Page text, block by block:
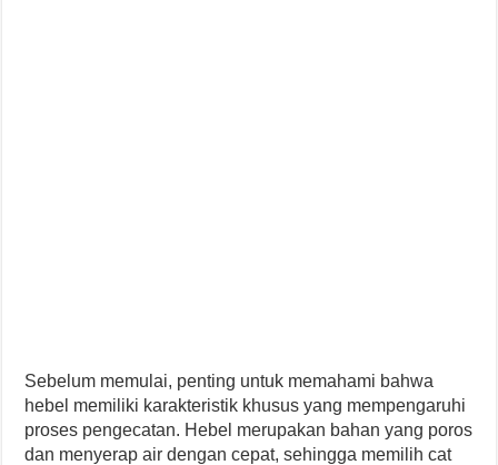
Sebelum memulai, penting untuk memahami bahwa
hebel memiliki karakteristik khusus yang mempengaruhi
proses pengecatan. Hebel merupakan bahan yang poros
dan menyerap air dengan cepat, sehingga memilih cat